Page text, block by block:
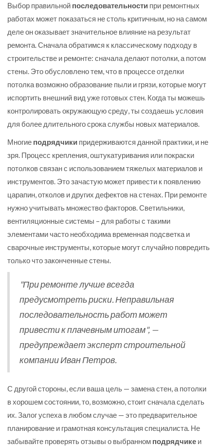
Выбор правильной последовательности при ремонтных
работах может показаться не столь критичным, но на самом
деле он оказывает значительное влияние на результат
ремонта. Сначала обратимся к классическому подходу в
строительстве и ремонте: сначала делают потолки, а потом
стены. Это обусловлено тем, что в процессе отделки
потолка возможно образование пыли и грязи, которые могут
испортить внешний вид уже готовых стен. Когда ты можешь
контролировать окружающую среду, ты создаешь условия
для более длительного срока службы новых материалов.
Многие подрядчики придерживаются данной практики, и не
зря. Процесс крепления, оштукатуривания или покраски
потолков связан с использованием тяжелых материалов и
инструментов. Это зачастую может привести к появлению
царапин, отколов и других дефектов на стенах. При ремонте
нужно учитывать множество факторов. Светильники,
вентиляционные системы – для работы с такими
элементами часто необходима временная подсветка и
сварочные инструменты, которые могут случайно повредить
только что законченные стены.
"При ремонте лучше всегда
предусмотреть риски. Неправильная
последовательность работ может
привести к плачевным итогам", —
предупреждает эксперт строительной
компании Иван Петров.
С другой стороны, если ваша цель — замена стен, а потолки
в хорошем состоянии, то, возможно, стоит сначала сделать
их. Залог успеха в любом случае — это предварительное
планирование и грамотная консультация специалиста. Не
забывайте проверять отзывы о выбранном подрядчике и